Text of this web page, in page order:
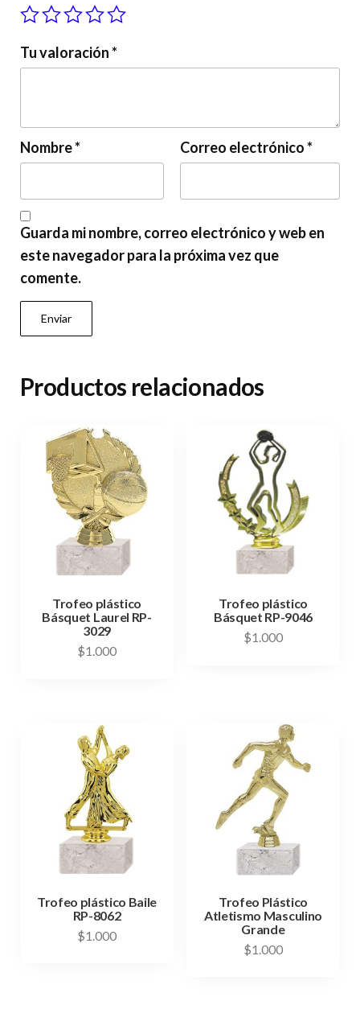
Tu valoración*
Nombre* Correo electrónico*
Guarda mi nombre, correo electrónico y web en
este navegador para la próxima vez que
comente.
Productos relacionados
Trofeo plástico
Básquet Laurel RP-
3029
$1.000
Trofeo plástico
Básquet RP-9046
$1.000
Trofeo plástico Baile
RP-8062
$1.000
Trofeo Plástico
Atletismo Masculino
Grande
$1.000